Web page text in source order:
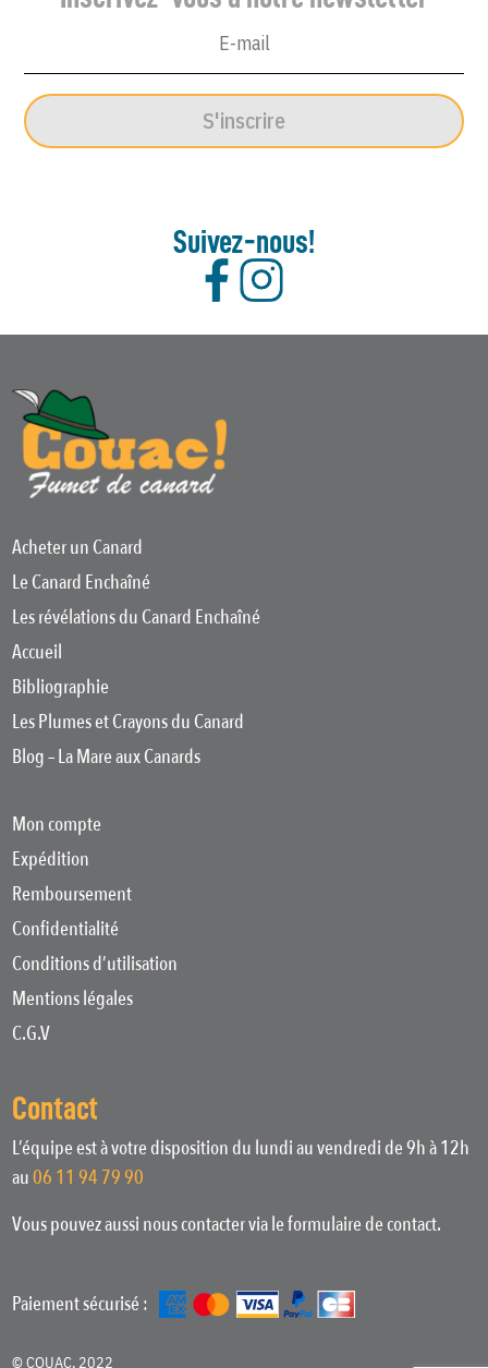
S'inscrire
Suivez-nous!
Acheter un Canard
Le Canard Enchaîné
Les révélations du Canard Enchaîné
Accueil
Bibliographie
Les Plumes et Crayons du Canard
Blog – La Mare aux Canards
Mon compte
Expédition
Remboursement
Confidentialité
Conditions d’utilisation
Mentions légales
C.G.V
Contact
L’équipe est à votre disposition du lundi au vendredi de 9h à 12h
au06 11 94 79 90
Vous pouvez aussi nous contacter via le formulaire de contact.
Paiement sécurisé :
© COUAC, 2022